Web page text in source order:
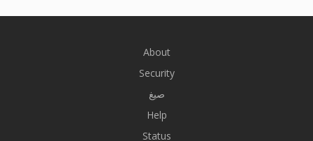
About
Security
صيغ
Help
Status